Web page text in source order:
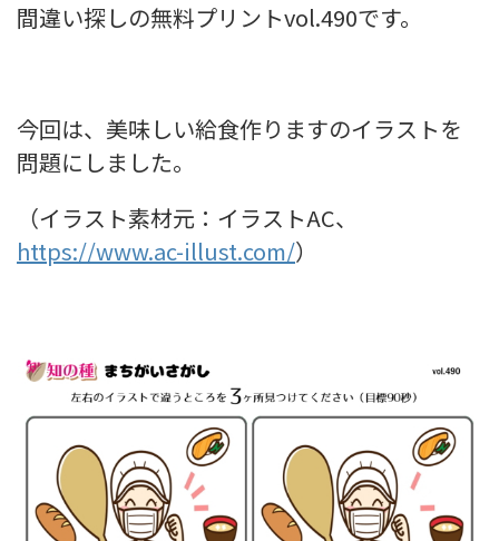
間違い探しの無料プリントvol.490です。
今回は、美味しい給食作りますのイラストを
問題にしました。
（イラスト素材元：イラストAC、
https://www.ac-illust.com/）